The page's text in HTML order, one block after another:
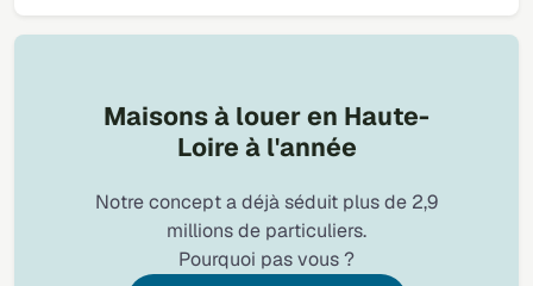
Maisons à louer en Haute-
Loire à l'année
Notre concept a déjà séduit plus de 2,9
millions de particuliers.
Pourquoi pas vous ?